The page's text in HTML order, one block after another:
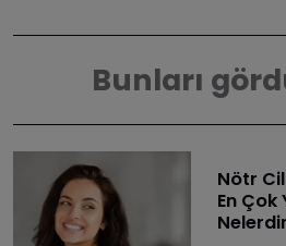
Bunları
Nötr
En Çok